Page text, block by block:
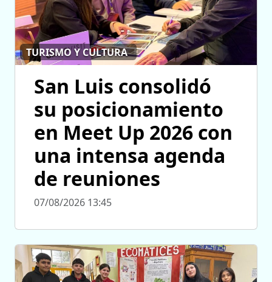
TURISMO Y CULTURA
San Luis consolidó
su posicionamiento
en Meet Up 2026 con
una intensa agenda
de reuniones
07/08/2026 13:45